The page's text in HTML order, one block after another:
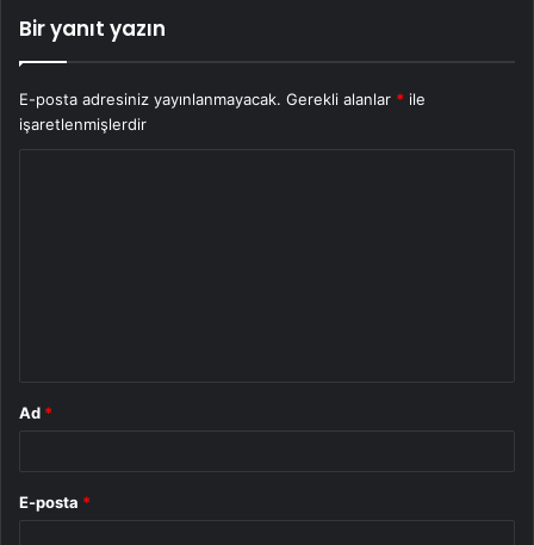
Bir yanıt yazın
E-posta adresiniz yayınlanmayacak. Gerekli alanlar * ile
işaretlenmişlerdir
Ad *
E-posta *